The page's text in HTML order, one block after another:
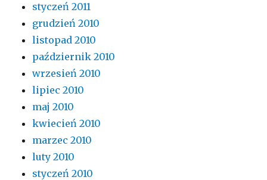
styczeń 2011
grudzień 2010
listopad 2010
październik 2010
wrzesień 2010
lipiec 2010
maj 2010
kwiecień 2010
marzec 2010
luty 2010
styczeń 2010